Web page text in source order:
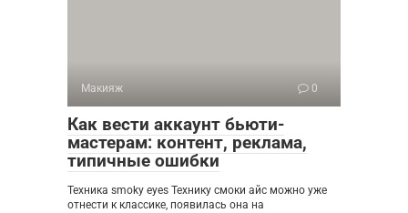
Макияж 0
Как вести аккаунт бьюти-
мастерам: контент, реклама,
типичные ошибки
Техника smoky eyes Технику смоки айс можно уже
отнести к классике, появилась она на